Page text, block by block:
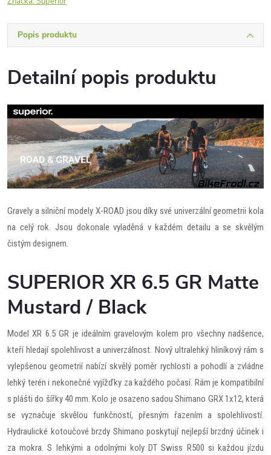
Popis produktu
Detailní popis produktu
Gravely a silniční modely X-ROAD jsou díky své univerzální geometrii kola
na celý rok. Jsou dokonale vyladěná v každém detailu a se skvělým
čistým designem.
SUPERIOR XR 6.5 GR Matte
Mustard / Black
Model XR 6.5 GR je ideálním gravelovým kolem pro všechny nadšence,
kteří hledají spolehlivost a univerzálnost. Nový ultralehký hliníkový rám s
vylepšenou geometrií nabízí skvělý poměr rychlosti a pohodlí a zvládne
lehký terén i nekonečné vyjížďky za každého počasí. Rám je kompatibilní
s plášti do šířky 40 mm. Kolo je osazeno sadou Shimano GRX 1x12, která
se vyznačuje skvělou funkčností, přesným řazením a spolehlivostí.
Hydraulické kotoučové brzdy Shimano poskytují nejlepší brzdný účinek i
za mokra. S lehkými a odolnými koly DT Swiss R500 si každou jízdu